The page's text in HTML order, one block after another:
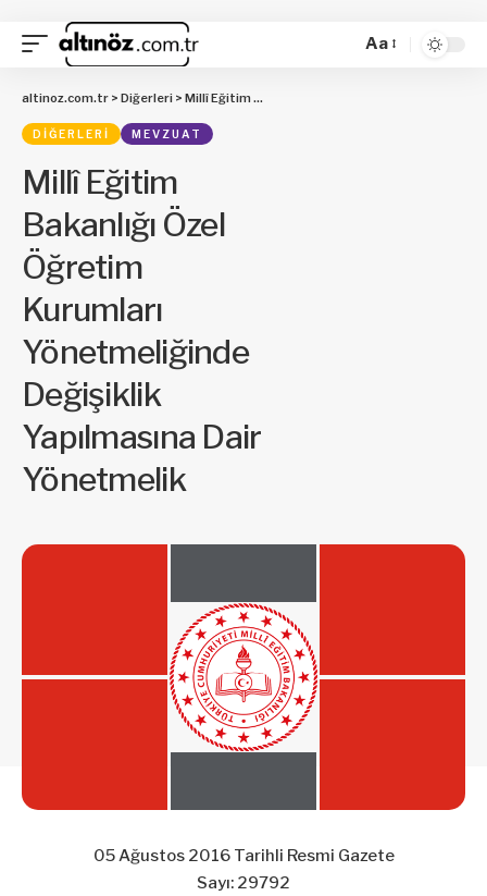
Aa
altinoz.com.tr > Diğerleri > Millî Eğitim Bakanlığı Özel Öğretim Kurumları Yönetmeliğinde Değişiklik Yapılmasına Dair Yönetmelik
DIĞERLERI MEVZUAT
Millî Eğitim
Bakanlığı Özel
Öğretim
Kurumları
Yönetmeliğinde
Değişiklik
Yapılmasına Dair
Yönetmelik
05 Ağustos 2016 Tarihli Resmi Gazete
Sayı: 29792